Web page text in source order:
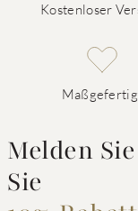
Kostenloser
Melden
Sie